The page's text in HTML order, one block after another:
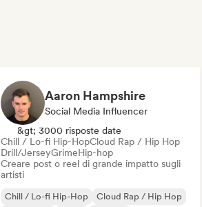
Aaron Hampshire
Social Media Influencer
&gt; 3000 risposte date
Chill / Lo-fi Hip-HopCloud Rap / Hip Hop
Drill/JerseyGrimeHip-hop
Creare post o reel di grande impatto sugli
artisti
Chill / Lo-fi Hip-Hop
Cloud Rap / Hip Hop